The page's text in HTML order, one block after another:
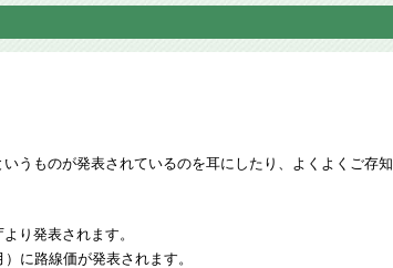
うものが発表されているのを耳にしたり、よくよくご存知
り発表されます。
に路線価が発表されます。